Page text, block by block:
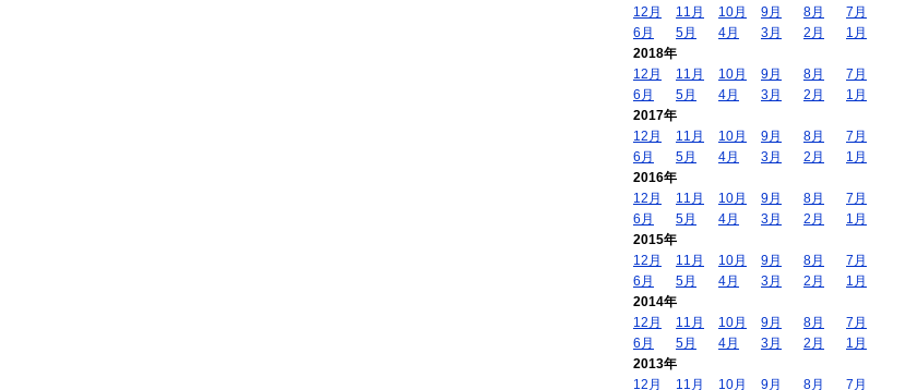
12月
11月 10月 9月 8月
7月
6月
5月 4月 3月 2月
1月
2018年
12月
11月 10月 9月 8月
7月
6月
5月 4月 3月 2月
1月
2017年
12月
11月 10月 9月 8月
7月
6月
5月 4月 3月 2月
1月
2016年
12月
11月 10月 9月 8月
7月
6月
5月 4月 3月 2月
1月
2015年
12月
11月 10月 9月 8月
7月
6月
5月 4月 3月 2月
1月
2014年
12月
11月 10月 9月 8月
7月
6月
5月 4月 3月 2月
1月
2013年
12月
11月 10月 9月 8月 7月